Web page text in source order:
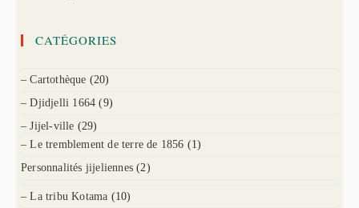
CATÉGORIES
– Cartothèque (20)
– Djidjelli 1664 (9)
– Jijel-ville (29)
– Le tremblement de terre de 1856 (1)
Personnalités jijeliennes (2)
– La tribu Kotama (10)